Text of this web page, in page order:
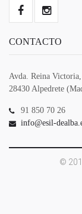
CONTACTO
Avda. Reina
28430 Alpedrete
91 850 70 26
info@esil-
©